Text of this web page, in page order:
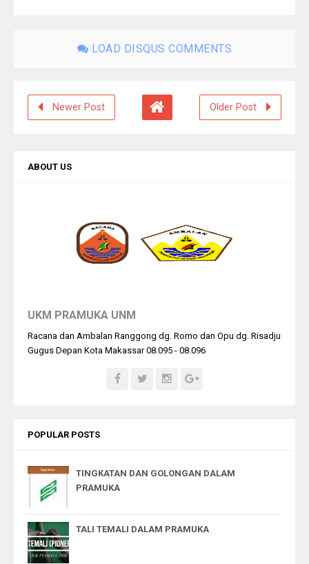
LOAD DISQUS COMMENTS
Newer Post Older Post
ABOUT US
UKM PRAMUKA UNM
Racana dan Ambalan Ranggong dg. Romo dan Opu dg. Risadju
Gugus Depan Kota Makassar 08.095 - 08.096
POPULAR POSTS
TINGKATAN DAN GOLONGAN DALAM
PRAMUKA
TALI TEMALI DALAM PRAMUKA